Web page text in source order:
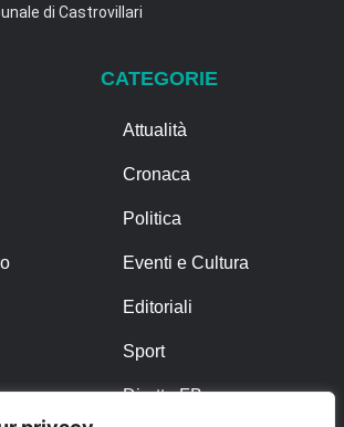
di Castrovillari
CATEGORIE
Attualità
Cronaca
Politica
Eventi e Cultura
Editoriali
Sport
Diretta FB